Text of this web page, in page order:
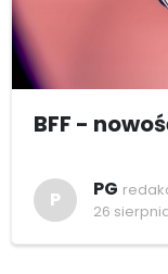
BFF -
P PG
26